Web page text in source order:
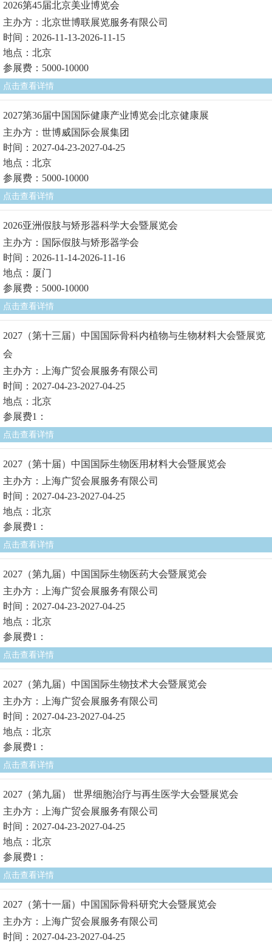
2026第45届北京美业博览会
主办方：北京世博联展览服务有限公司
时间：2026-11-13-2026-11-15
地点：北京
参展费：5000-10000
点击查看详情
2027第36届中国国际健康产业博览会|北京健康展
主办方：世博威国际会展集团
时间：2027-04-23-2027-04-25
地点：北京
参展费：5000-10000
点击查看详情
2026亚洲假肢与矫形器科学大会暨展览会
主办方：国际假肢与矫形器学会
时间：2026-11-14-2026-11-16
地点：厦门
参展费：5000-10000
点击查看详情
2027（第十三届）中国国际骨科内植物与生物材料大会暨展览
会
主办方：上海广贸会展服务有限公司
时间：2027-04-23-2027-04-25
地点：北京
参展费1：
点击查看详情
2027（第十届）中国国际生物医用材料大会暨展览会
主办方：上海广贸会展服务有限公司
时间：2027-04-23-2027-04-25
地点：北京
参展费1：
点击查看详情
2027（第九届）中国国际生物医药大会暨展览会
主办方：上海广贸会展服务有限公司
时间：2027-04-23-2027-04-25
地点：北京
参展费1：
点击查看详情
2027（第九届）中国国际生物技术大会暨展览会
主办方：上海广贸会展服务有限公司
时间：2027-04-23-2027-04-25
地点：北京
参展费1：
点击查看详情
2027（第九届） 世界细胞治疗与再生医学大会暨展览会
主办方：上海广贸会展服务有限公司
时间：2027-04-23-2027-04-25
地点：北京
参展费1：
点击查看详情
2027（第十一届）中国国际骨科研究大会暨展览会
主办方：上海广贸会展服务有限公司
时间：2027-04-23-2027-04-25